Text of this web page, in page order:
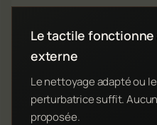
Le tactile
externe
Le nettoyage adapté ou
perturbatrice suffit.
proposée.